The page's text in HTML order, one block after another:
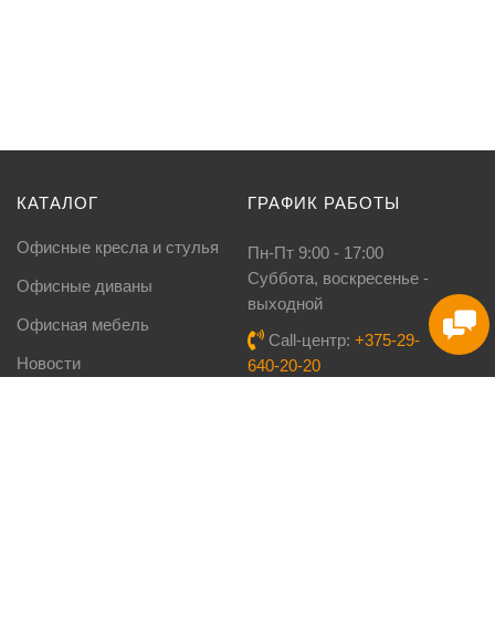
КАТАЛОГ
Офисные кресла и стулья
Офисные диваны
Офисная мебель
Новости
ГРАФИК РАБОТЫ
Пн-Пт 9:00 - 17:00
Cуббота, воскресенье -
выходной
Call-центр: +375-29-
640-20-20